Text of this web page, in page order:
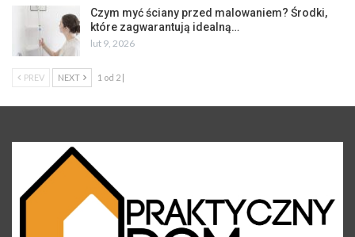
Czym myć ściany przed malowaniem? Środki,
które zagwarantują idealną…
lut 9, 2026
PREV NEXT 1 od 2 |